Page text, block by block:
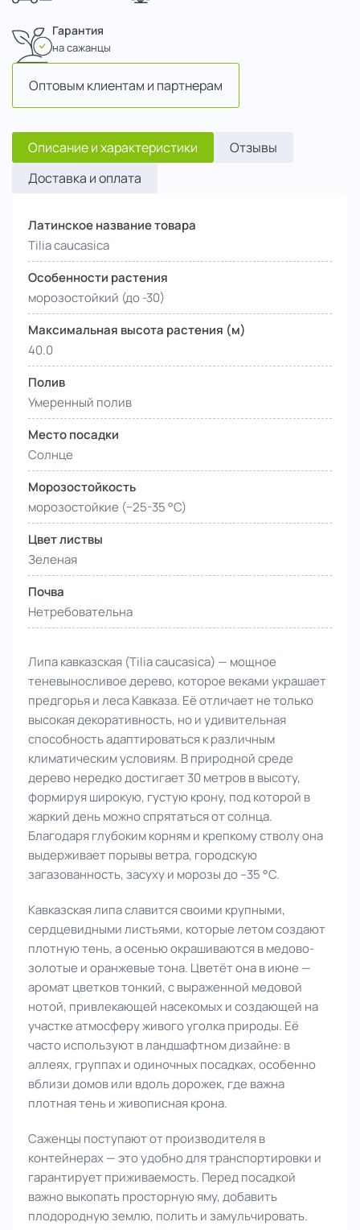
Гарантия
на сажанцы
Оптовым клиентам и партнерам
Описание и характеристики
Отзывы
Доставка и оплата
Латинское название товара
Tilia caucasica
Особенности растения
морозостойкий (до -30)
Максимальная высота растения (м)
40.0
Полив
Умеренный полив
Место посадки
Солнце
Морозостойкость
морозостойкие (−25-35 °С)
Цвет листвы
Зеленая
Почва
Нетребовательна
Липа кавказская (Tilia caucasica) — мощное
теневыносливое дерево, которое веками украшает
предгорья и леса Кавказа. Её отличает не только
высокая декоративность, но и удивительная
способность адаптироваться к различным
климатическим условиям. В природной среде
дерево нередко достигает 30 метров в высоту,
формируя широкую, густую крону, под которой в
жаркий день можно спрятаться от солнца.
Благодаря глубоким корням и крепкому стволу она
выдерживает порывы ветра, городскую
загазованность, засуху и морозы до –35 °C.
Кавказская липа славится своими крупными,
сердцевидными листьями, которые летом создают
плотную тень, а осенью окрашиваются в медово-
золотые и оранжевые тона. Цветёт она в июне —
аромат цветков тонкий, с выраженной медовой
нотой, привлекающей насекомых и создающей на
участке атмосферу живого уголка природы. Её
часто используют в ландшафтном дизайне: в
аллеях, группах и одиночных посадках, особенно
вблизи домов или вдоль дорожек, где важна
плотная тень и живописная крона.
Саженцы поступают от производителя в
контейнерах — это удобно для транспортировки и
гарантирует приживаемость. Перед посадкой
важно выкопать просторную яму, добавить
плодородную землю, полить и замульчировать.